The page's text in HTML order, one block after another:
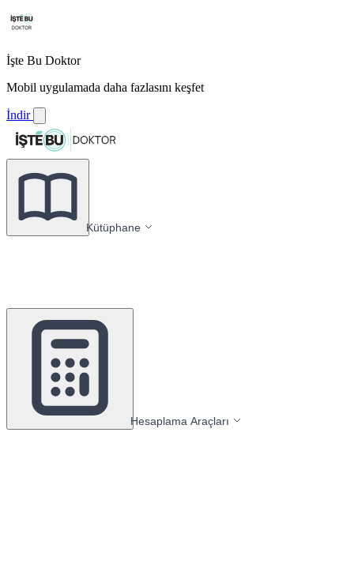
İşte Bu Doktor
Mobil uygulamada daha fazlasını keşfet
İndir
Kütüphane
Hesaplama Araçları